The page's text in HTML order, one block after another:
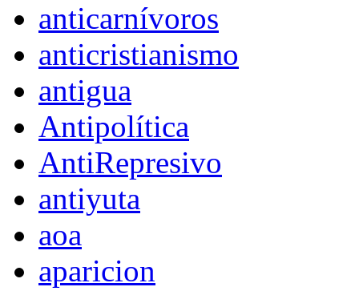
anticarnívoros
anticristianismo
antigua
Antipolítica
AntiRepresivo
antiyuta
aoa
aparicion